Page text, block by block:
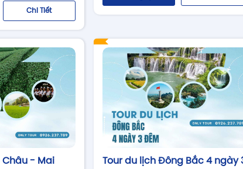
Chi Tiết
Châu - Mai
Tour du lịch Đông Bắc 4 ngày